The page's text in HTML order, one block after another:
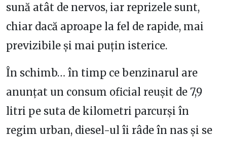
sună atât de nervos, iar reprizele sunt,
chiar dacă aproape la fel de rapide, mai
previzibile și mai puțin isterice.
În schimb… în timp ce benzinarul are
anunțat un consum oficial reușit de 7,9
litri pe suta de kilometri parcurși în
regim urban, diesel-ul îi râde în nas și se